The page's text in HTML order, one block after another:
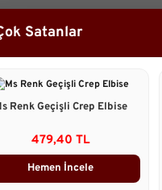
Satanlar
Renk Geçişli Crep Elbise
479,40 TL
Hemen İncele